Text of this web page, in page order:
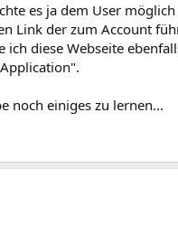
es ja dem User
Link der zum Account
diese Webseite
noch einiges zu lernen...